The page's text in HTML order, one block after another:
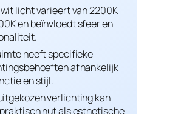
licht varieert van 2200K
en beïnvloedt sfeer en
heeft specifieke
afhankelijk
en stijl.
verlichting kan
nut als esthetische